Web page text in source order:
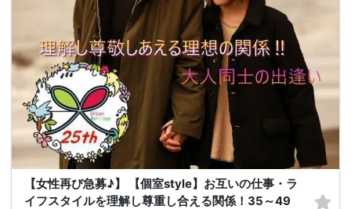
【女性再び急募♪】 【個室style】お互いの仕事・ラ
イフスタイルを理解し尊重し合える関係！35～49